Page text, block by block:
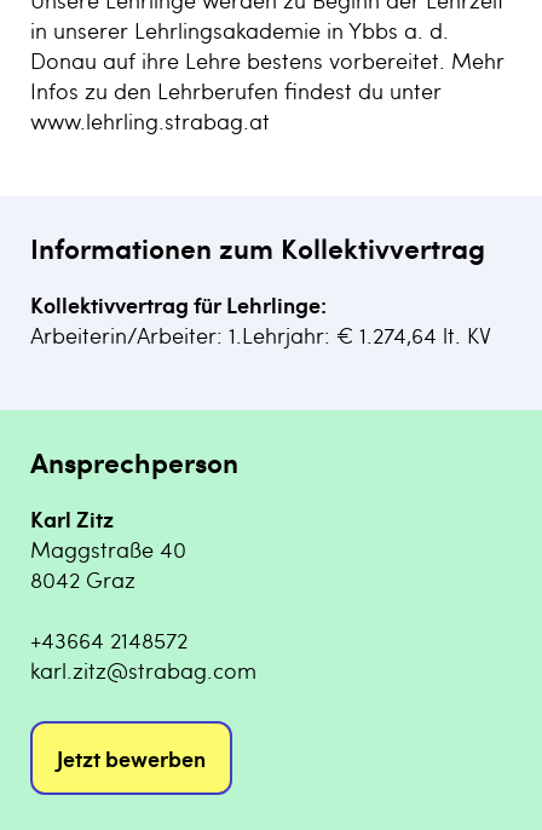
in unserer Lehrlingsakademie in Ybbs a. d.
Donau auf ihre Lehre bestens vorbereitet. Mehr
Infos zu den Lehrberufen findest du unter
www.lehrling.strabag.at
Informationen zum Kollektivvertrag
Kollektivvertrag für Lehrlinge:
Arbeiterin/Arbeiter: 1.Lehrjahr: € 1.274,64 lt. KV
Ansprechperson
Karl Zitz
Maggstraße 40
8042 Graz
+43664 2148572
karl.zitz@strabag.com
Jetzt bewerben